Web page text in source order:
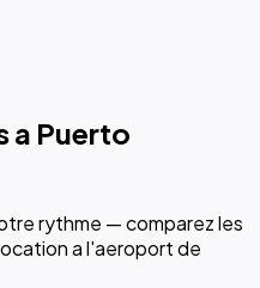
a Puerto
rythme — comparez les
a l'aeroport de